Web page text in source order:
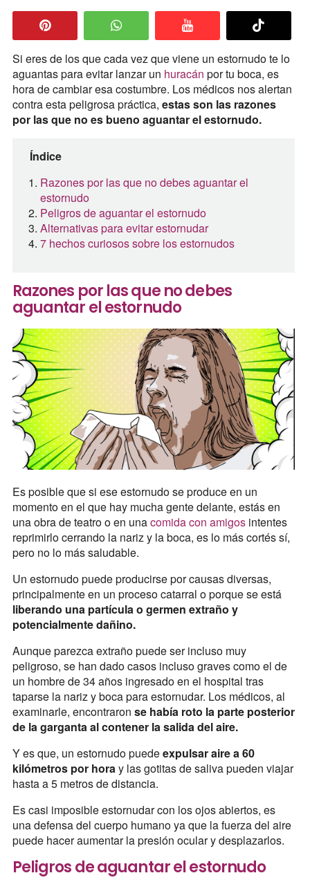
Si eres de los que cada vez que viene un estornudo te lo
aguantas para evitar lanzar un huracán por tu boca, es
hora de cambiar esa costumbre. Los médicos nos alertan
contra esta peligrosa práctica, estas son las razones
por las que no es bueno aguantar el estornudo.
Índice
Razones por las que no debes aguantar el
estornudo
Peligros de aguantar el estornudo
Alternativas para evitar estornudar
7 hechos curiosos sobre los estornudos
Razones por las que no debes
aguantar el estornudo
Es posible que si ese estornudo se produce en un
momento en el que hay mucha gente delante, estás en
una obra de teatro o en unacomida con amigosintentes
reprimirlo cerrando la nariz y la boca, es lo más cortés sí,
pero no lo más saludable.
Un estornudo puede producirse por causas diversas,
principalmente en un proceso catarral o porque se está
liberando una partícula o germen extraño y
potencialmente dañino.
Aunque parezca extraño puede ser incluso muy
peligroso, se han dado casos incluso graves como el de
un hombre de 34 años ingresado en el hospital tras
taparse la nariz y boca para estornudar. Los médicos, al
examinarle, encontraron se había roto la parte posterior
de la garganta al contener la salida del aire.
Y es que, un estornudo puedeexpulsar aire a 60
kilómetros por horay las gotitas de saliva pueden viajar
hasta a 5 metros de distancia.
Es casi imposible estornudar con los ojos abiertos, es
una defensa del cuerpo humano ya que la fuerza del aire
puede hacer aumentar la presión ocular y desplazarlos.
Peligros de aguantar el estornudo